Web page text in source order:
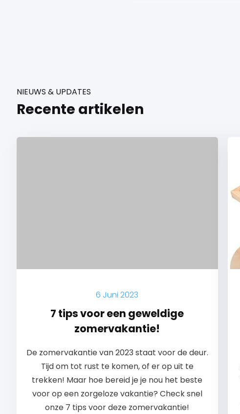
NIEUWS & UPDATES
Recente artikelen
6 Juni 2023
7 tips voor een geweldige
zomervakantie!
De zomervakantie van 2023 staat voor de deur.
Tijd om tot rust te komen, of er op uit te
trekken! Maar hoe bereid je je nou het beste
voor op een zorgeloze vakantie? Check snel
onze 7 tips voor deze zomervakantie!